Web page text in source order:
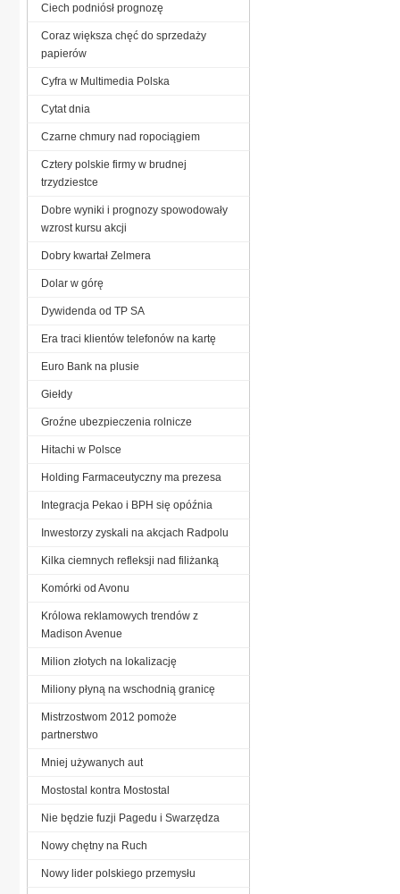
Ciech podniósł prognozę
Coraz większa chęć do sprzedaży
papierów
Cyfra w Multimedia Polska
Cytat dnia
Czarne chmury nad ropociągiem
Cztery polskie firmy w brudnej
trzydziestce
Dobre wyniki i prognozy spowodowały
wzrost kursu akcji
Dobry kwartał Zelmera
Dolar w górę
Dywidenda od TP SA
Era traci klientów telefonów na kartę
Euro Bank na plusie
Giełdy
Groźne ubezpieczenia rolnicze
Hitachi w Polsce
Holding Farmaceutyczny ma prezesa
Integracja Pekao i BPH się opóźnia
Inwestorzy zyskali na akcjach Radpolu
Kilka ciemnych refleksji nad filiżanką
Komórki od Avonu
Królowa reklamowych trendów z
Madison Avenue
Milion złotych na lokalizację
Miliony płyną na wschodnią granicę
Mistrzostwom 2012 pomoże
partnerstwo
Mniej używanych aut
Mostostal kontra Mostostal
Nie będzie fuzji Pagedu i Swarzędza
Nowy chętny na Ruch
Nowy lider polskiego przemysłu